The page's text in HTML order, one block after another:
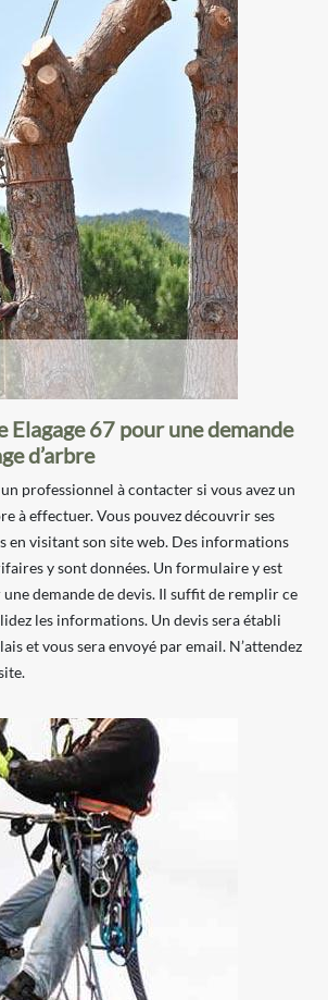
Elagage 67 pour une demande
d’arbre
un professionnel à contacter si vous avez un
à effectuer. Vous pouvez découvrir ses
en visitant son site web. Des informations
y sont données. Un formulaire y est
demande de devis. Il suffit de remplir ce
les informations. Un devis sera établi
et vous sera envoyé par email. N’attendez